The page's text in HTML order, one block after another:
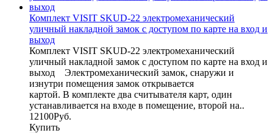
Комплект VISIT SKUD-22 электромеханический
уличный накладной замок с доступом по карте на вход и
выход
Комплект VISIT SKUD-22 электромеханический
уличный накладной замок с доступом по карте на вход и
выход Электромеханический замок, снаружи и
изнутри помещения замок открывается
картой. В комплекте два считывателя карт, один
устанавливается на входе в помещение, второй на..
12100Руб.
Купить